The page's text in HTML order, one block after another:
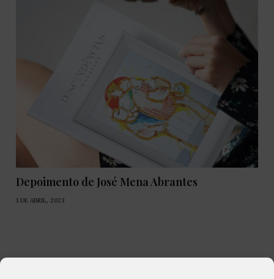
Depoimento de José Mena Abrantes
1 DE ABRIL, 2023